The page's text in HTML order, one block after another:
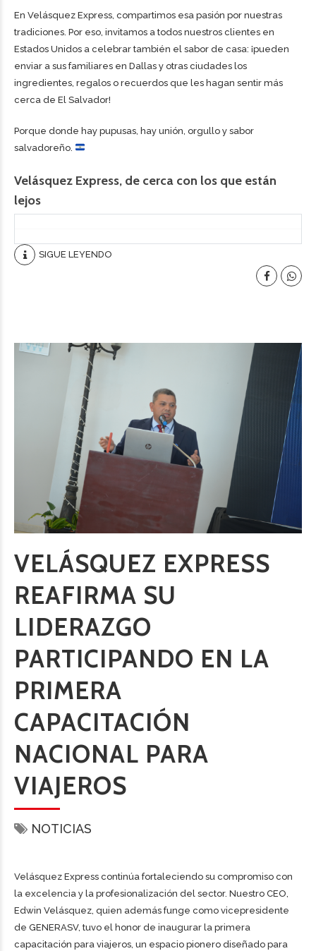
En Velásquez Express, compartimos esa pasión por nuestras
tradiciones. Por eso, invitamos a todos nuestros clientes en
Estados Unidos a celebrar también el sabor de casa: ¡pueden
enviar a sus familiares en Dallas y otras ciudades los
ingredientes, regalos o recuerdos que les hagan sentir más
cerca de El Salvador!
Porque donde hay pupusas, hay unión, orgullo y sabor
salvadoreño.
Velásquez Express, de cerca con los que están
lejos
SIGUE LEYENDO
VELÁSQUEZ EXPRESS
REAFIRMA SU
LIDERAZGO
PARTICIPANDO EN LA
PRIMERA
CAPACITACIÓN
NACIONAL PARA
VIAJEROS
NOTICIAS
Velásquez Express continúa fortaleciendo su compromiso con
la excelencia y la profesionalización del sector. Nuestro CEO,
Edwin Velásquez, quien además funge como vicepresidente
de GENERASV, tuvo el honor de inaugurar la primera
capacitación para viajeros, un espacio pionero diseñado para